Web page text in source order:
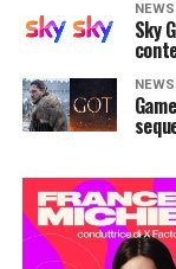
NEWS
Sky
NEWS